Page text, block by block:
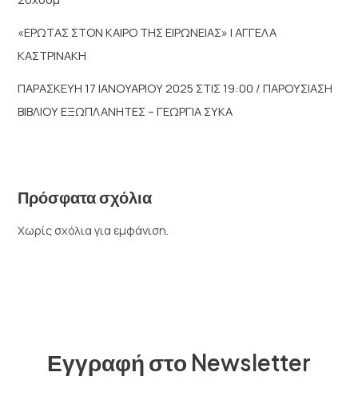
«ΕΡΩΤΑΣ ΣΤΟΝ ΚΑΙΡΟ ΤΗΣ ΕΙΡΩΝΕΙΑΣ» | ΑΓΓΕΛΑ
ΚΑΣΤΡΙΝΑΚΗ
ΠΑΡΑΣΚΕΥΗ 17 ΙΑΝΟΥΑΡΙΟΥ 2025 ΣΤΙΣ 19:00 / ΠΑΡΟΥΣΙΑΣΗ
ΒΙΒΛΙΟΥ ΕΞΩΠΛΑΝΗΤΕΣ – ΓΕΩΡΓΙΑ ΣΥΚΑ
Πρόσφατα σχόλια
Χωρίς σχόλια για εμφάνιση.
Εγγραφή στο Newsletter